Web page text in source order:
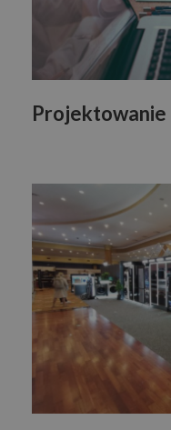
Projektowanie